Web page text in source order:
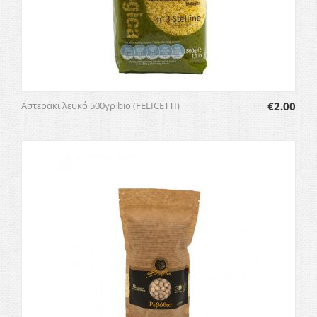
Αστεράκι λευκό 500γρ bio (FELICETTI) €2.00